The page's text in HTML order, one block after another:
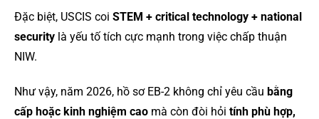
Đặc biệt, USCIS coi STEM + critical technology + national
security là yếu tố tích cực mạnh trong việc chấp thuận
NIW.
Như vậy, năm 2026, hồ sơ EB-2 không chỉ yêu cầu bằng
cấp hoặc kinh nghiệm cao mà còn đòi hỏi tính phù hợp,